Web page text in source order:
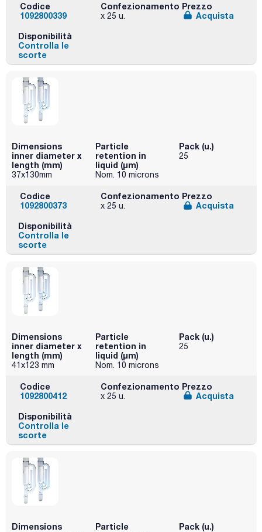
Codice
1092800339
Confezionamento
x 25 u.
Prezzo
Acquista
Disponibilità
Controlla le
scorte
Dimensions
inner diameter x
length (mm)
37x130mm
Particle
retention in
liquid (μm)
Nom. 10 microns
Pack (u.)
25
Codice
1092800373
Confezionamento
x 25 u.
Prezzo
Acquista
Disponibilità
Controlla le
scorte
Dimensions
inner diameter x
length (mm)
41x123 mm
Particle
retention in
liquid (μm)
Nom. 10 microns
Pack (u.)
25
Codice
1092800412
Confezionamento
x 25 u.
Prezzo
Acquista
Disponibilità
Controlla le
scorte
Dimensions
Particle
Pack (u.)